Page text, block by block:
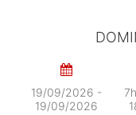
19/09/2026 -
19/09/2026